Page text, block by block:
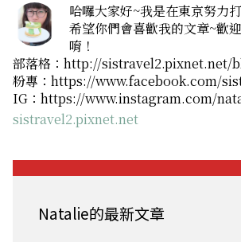
哈囉大家好~我是在東京努力
希望你們會喜歡我的文章~歡
唷！
部落格：http://sistravel2.pixnet.net/
粉專：https://www.facebook.com/
IG：https://www.instagram.com/
sistravel2.pixnet.net
Natalie的最新文章